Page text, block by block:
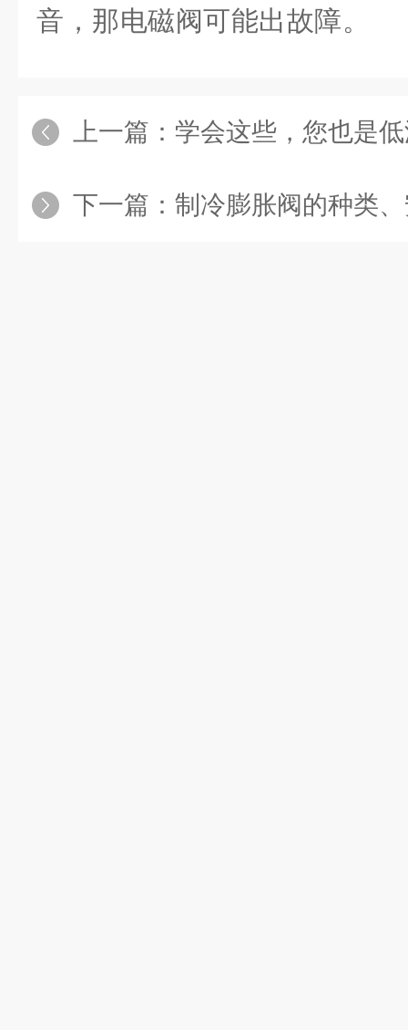
音，那电磁阀可能出故障。
上一篇： 学会这些，您也是低温
下一篇： 制冷膨胀阀的种类、